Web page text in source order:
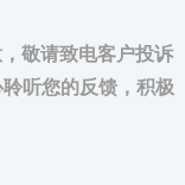
敬请致电客户投诉
听您的反馈，积极